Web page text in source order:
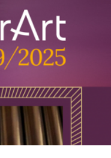
pekařství.
Gold tyčinky a
Goldovo pekařství
ručně kroucené